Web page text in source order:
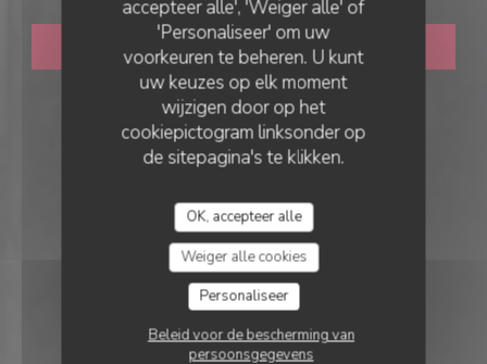
accepteer alle', 'Weiger alle' of
'Personaliseer' om uw
voorkeuren te beheren. U kunt
uw keuzes op elk moment
wijzigen door op het
cookiepictogram linksonder op
de sitepagina's te klikken.
OK, accepteer alle
Weiger alle cookies
Personaliseer
Beleid voor de bescherming van
persoonsgegevens
RESERVEER EEN TAFEL